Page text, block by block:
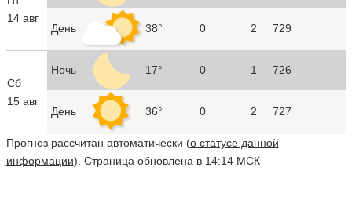
14 авг
День 38° 0 2 729
Сб
15 авг
Ночь 17° 0 1 726
День 36° 0 2 727
Прогноз рассчитан автоматически (о статусе данной
информации). Страница обновлена в 14:14 МСК